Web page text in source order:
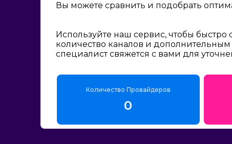
Вы можете сравнить и подобрать
Используйте наш сервис, чтобы
количество каналов и
специалист свяжется с вами для
Количество Провайдеров
0